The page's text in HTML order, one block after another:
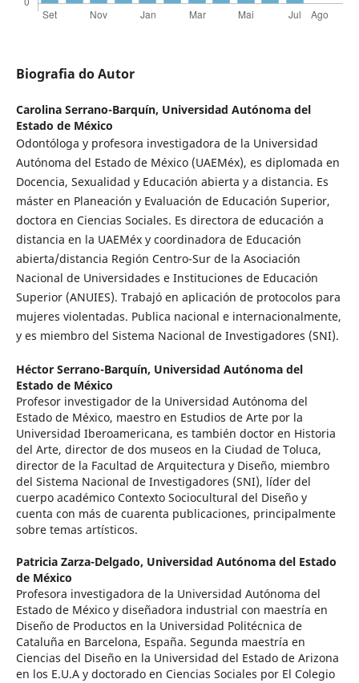
Biografia do Autor
Carolina Serrano-Barquín, Universidad Autónoma del
Estado de México
Odontóloga y profesora investigadora de la Universidad
Autónoma del Estado de México (UAEMéx), es diplomada en
Docencia, Sexualidad y Educación abierta y a distancia. Es
máster en Planeación y Evaluación de Educación Superior,
doctora en Ciencias Sociales. Es directora de educación a
distancia en la UAEMéx y coordinadora de Educación
abierta/distancia Región Centro-Sur de la Asociación
Nacional de Universidades e Instituciones de Educación
Superior (ANUIES). Trabajó en aplicación de protocolos para
mujeres violentadas. Publica nacional e internacionalmente,
y es miembro del Sistema Nacional de Investigadores (SNI).
Héctor Serrano-Barquín, Universidad Autónoma del
Estado de México
Profesor investigador de la Universidad Autónoma del
Estado de México, maestro en Estudios de Arte por la
Universidad Iberoamericana, es también doctor en Historia
del Arte, director de dos museos en la Ciudad de Toluca,
director de la Facultad de Arquitectura y Diseño, miembro
del Sistema Nacional de Investigadores (SNI), líder del
cuerpo académico Contexto Sociocultural del Diseño y
cuenta con más de cuarenta publicaciones, principalmente
sobre temas artísticos.
Patricia Zarza-Delgado, Universidad Autónoma del Estado
de México
Profesora investigadora de la Universidad Autónoma del
Estado de México y diseñadora industrial con maestría en
Diseño de Productos en la Universidad Politécnica de
Cataluña en Barcelona, España. Segunda maestría en
Ciencias del Diseño en la Universidad del Estado de Arizona
en los E.U.A y doctorado en Ciencias Sociales por El Colegio